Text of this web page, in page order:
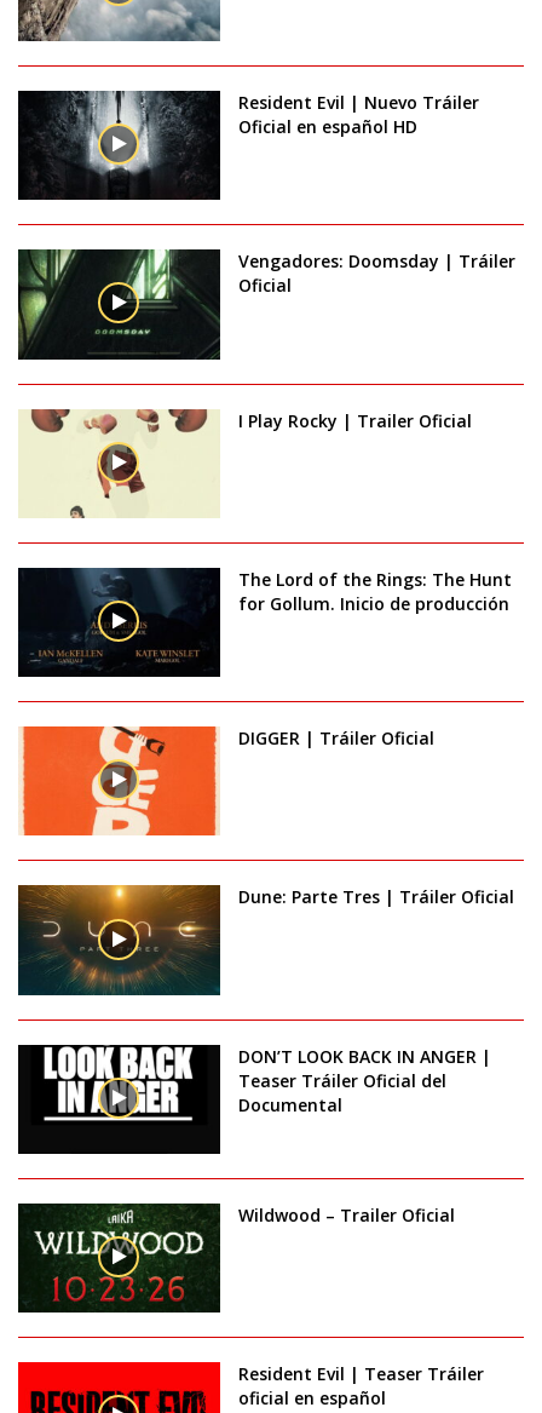
Resident Evil | Nuevo Tráiler
Oficial en español HD
Vengadores: Doomsday | Tráiler
Oficial
I Play Rocky | Trailer Oficial
The Lord of the Rings: The Hunt
for Gollum. Inicio de producción
DIGGER | Tráiler Oficial
Dune: Parte Tres | Tráiler Oficial
DON’T LOOK BACK IN ANGER |
Teaser Tráiler Oficial del
Documental
Wildwood – Trailer Oficial
Resident Evil | Teaser Tráiler
oficial en español